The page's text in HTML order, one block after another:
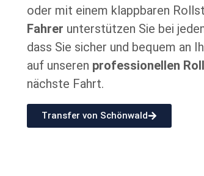
oder mit einem klappbaren
Fahrer unterstützen Sie bei
dass Sie sicher und bequem an
auf unseren professionellen
nächste Fahrt.
Transfer von Schönwald